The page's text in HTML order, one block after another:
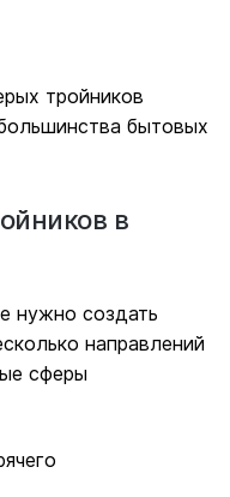
тройников
бытовых
в
нужно создать
направлений
сферы